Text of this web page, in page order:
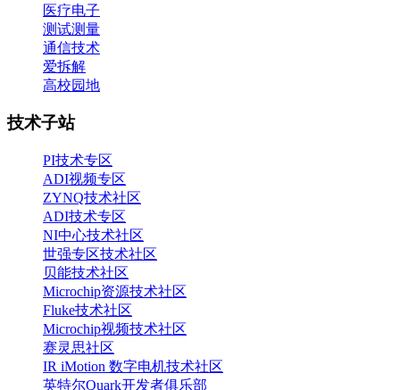
医疗电子
测试测量
通信技术
爱拆解
高校园地
技术子站
PI技术专区
ADI视频专区
ZYNQ技术社区
ADI技术专区
NI中心技术社区
世强专区技术社区
贝能技术社区
Microchip资源技术社区
Fluke技术社区
Microchip视频技术社区
赛灵思社区
IR iMotion 数字电机技术社区
英特尔Quark开发者俱乐部